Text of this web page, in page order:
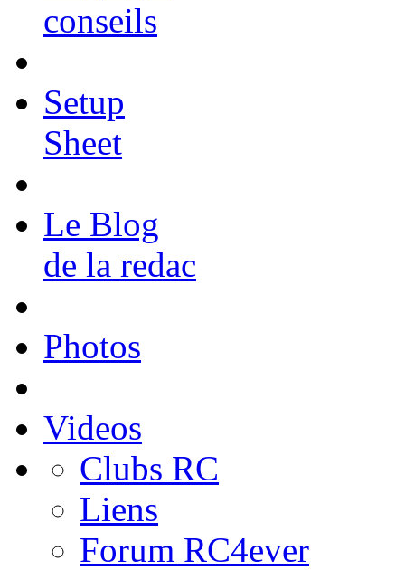
conseils
Setup
Sheet
Le Blog
de la redac
Photos
Videos
Clubs RC
Liens
Forum RC4ever